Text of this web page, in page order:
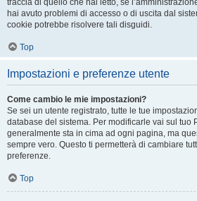
traccia di quello che hai letto, se
hai avuto problemi di accesso o di uscita dal
cookie potrebbe risolvere tali disguidi.
Top
Impostazioni e preferenze utente
Come cambio le mie impostazioni?
Se sei un utente registrato, tutte le tue
database del sistema. Per modificarle vai sul tuo
generalmente sta in cima ad ogni pagina, ma
sempre vero. Questo ti permetterà di cambiare
preferenze.
Top